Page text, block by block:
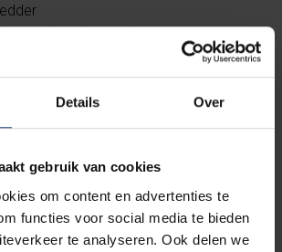
Details Over
gebruik van cookies
om content en advertenties te
functies voor social media te bieden
te analyseren. Ook delen we
naschoolse sport
in bovenstaande sectoren